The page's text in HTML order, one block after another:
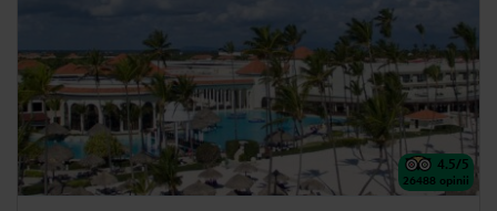
4.5/5
26488 opinii